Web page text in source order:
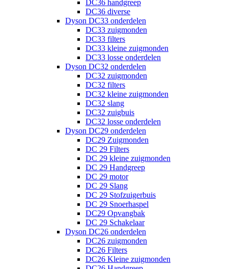
DC36 handgreep
DC36 diverse
Dyson DC33 onderdelen
DC33 zuigmonden
DC33 filters
DC33 kleine zuigmonden
DC33 losse onderdelen
Dyson DC32 onderdelen
DC32 zuigmonden
DC32 filters
DC32 kleine zuigmonden
DC32 slang
DC32 zuigbuis
DC32 losse onderdelen
Dyson DC29 onderdelen
DC29 Zuigmonden
DC 29 Filters
DC 29 kleine zuigmonden
DC 29 Handgreep
DC 29 motor
DC 29 Slang
DC 29 Stofzuigerbuis
DC 29 Snoerhaspel
DC29 Opvangbak
DC 29 Schakelaar
Dyson DC26 onderdelen
DC26 zuigmonden
DC26 Filters
DC26 Kleine zuigmonden